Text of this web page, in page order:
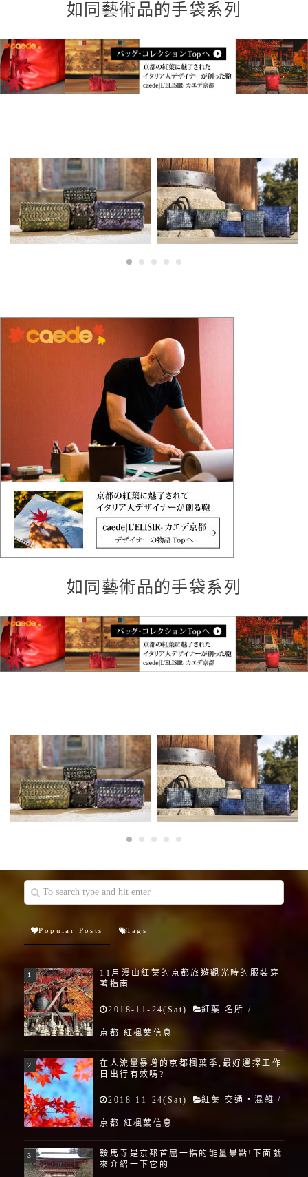
如同藝術品的手袋系列
如同藝術品的手袋系列
Popular Posts Tags
11月漫山紅葉的京都旅遊觀光時的服裝穿
著指南
2018-11-24(Sat) 紅葉 名所 /
京都 紅楓葉信息
在人流量暴增的京都楓葉季,最好選擇工作
日出行有效嗎?
2018-11-24(Sat) 紅葉 交通・混雑 /
京都 紅楓葉信息
鞍馬寺是京都首屈一指的能量景點!下面就
來介紹一下它的...